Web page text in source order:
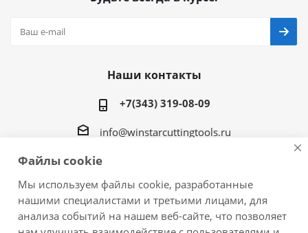
Наши контакты
+7(343) 319-08-09
info@winstarcuttingtools.ru
г.Екатеринбург ул. Фурманова 109, офис 604
Файлы cookie
Мы используем файлы cookie, разработанные
нашими специалистами и третьими лицами, для
анализа событий на нашем веб-сайте, что позволяет